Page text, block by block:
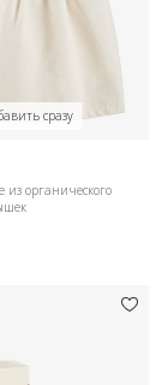
сразу
из органического